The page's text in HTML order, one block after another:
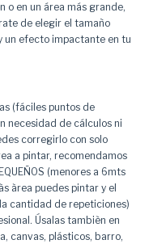
o en un área más grande,
de elegir el tamaño
un efecto impactante en tu
(fáciles puntos de
necesidad de cálculos ni
corregirlo con solo
a pintar, recomendamos
(menores a 6mts
àrea puedes pintar y el
cantidad de repeticiones)
Úsalas tambièn en
canvas, plásticos, barro,